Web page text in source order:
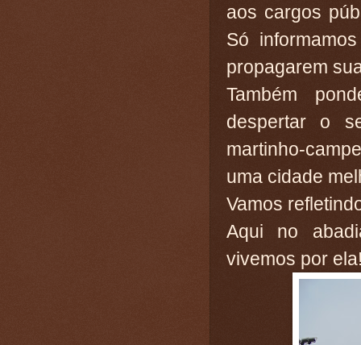
aos cargos
Só
propagarem
Também
despertar o
martinho-
uma cidade
Vamos
Aqui no
vivemos por